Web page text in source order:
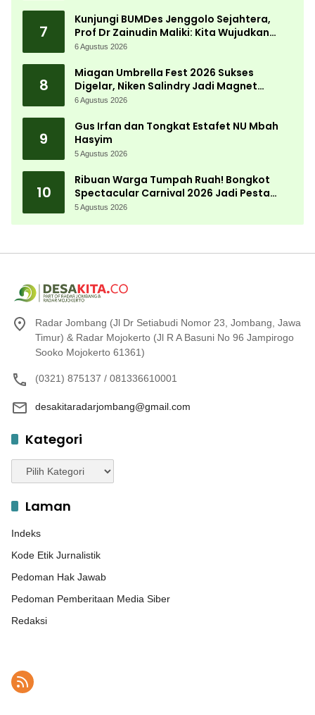
7
Kunjungi BUMDes Jenggolo Sejahtera,
Prof Dr Zainudin Maliki: Kita Wujudkan
Kemandirian Ekonomi dengan Potensi
6 Agustus 2026
8
Miagan Umbrella Fest 2026 Sukses
Digelar, Niken Salindry Jadi Magnet
Ribuan Pengunjung
6 Agustus 2026
9
Gus Irfan dan Tongkat Estafet NU Mbah
Hasyim
5 Agustus 2026
10
Ribuan Warga Tumpah Ruah! Bongkot
Spectacular Carnival 2026 Jadi Pesta
Kemerdekaan Terbesar di Peterongan
5 Agustus 2026
Radar Jombang (Jl Dr Setiabudi Nomor 23, Jombang, Jawa
Timur) & Radar Mojokerto (Jl R A Basuni No 96 Jampirogo
Sooko Mojokerto 61361)
(0321) 875137 / 081336610001
desakitaradarjombang@gmail.com
Kategori
Kategori
Laman
Indeks
Kode Etik Jurnalistik
Pedoman Hak Jawab
Pedoman Pemberitaan Media Siber
Redaksi